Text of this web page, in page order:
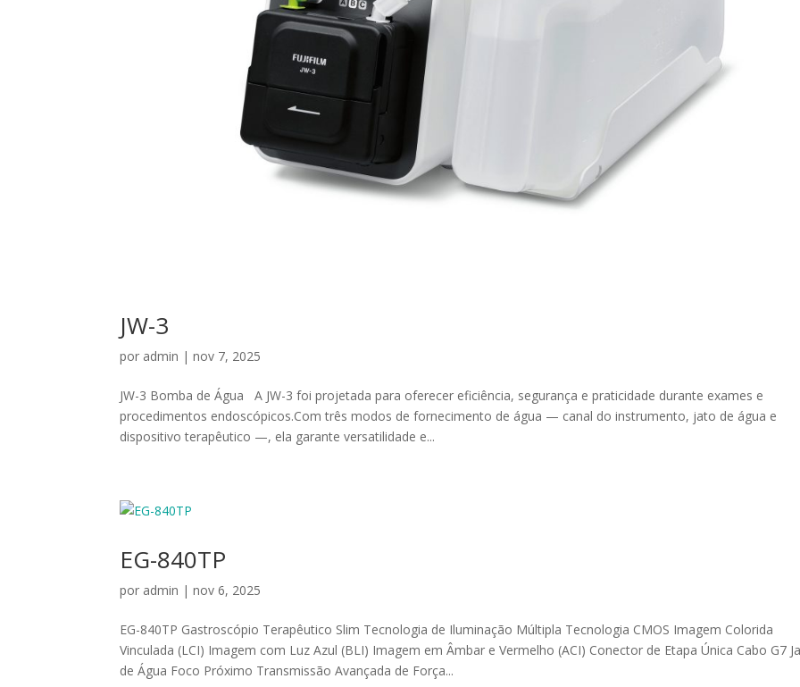
JW-3
por admin |nov 7, 2025
JW-3 Bomba de Água A JW-3 foi projetada para oferecer eficiência, segurança e praticidade durante exames e
procedimentos endoscópicos.Com três modos de fornecimento de água — canal do instrumento, jato de água e
dispositivo terapêutico —, ela garante versatilidade e...
EG-840TP
por admin |nov 6, 2025
EG-840TP Gastroscópio Terapêutico Slim Tecnologia de Iluminação Múltipla Tecnologia CMOS Imagem Colorida
Vinculada (LCI) Imagem com Luz Azul (BLI) Imagem em Âmbar e Vermelho (ACI) Conector de Etapa Única Cabo G7
de Água Foco Próximo Transmissão Avançada de Força...